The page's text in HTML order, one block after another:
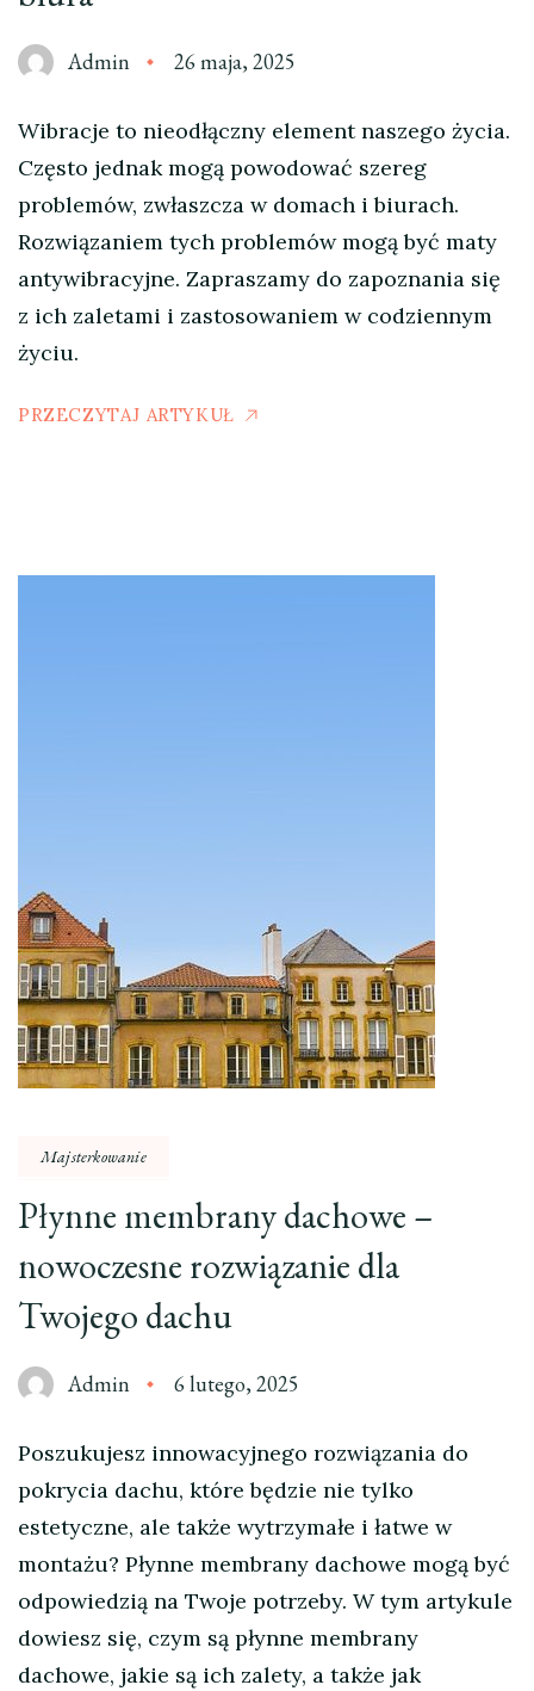
Admin 26 maja, 2025
Wibracje to nieodłączny element naszego życia.
Często jednak mogą powodować szereg
problemów, zwłaszcza w domach i biurach.
Rozwiązaniem tych problemów mogą być maty
antywibracyjne. Zapraszamy do zapoznania się
z ich zaletami i zastosowaniem w codziennym
życiu.
PRZECZYTAJ ARTYKUŁ
Majsterkowanie
Płynne membrany dachowe –
nowoczesne rozwiązanie dla
Twojego dachu
Admin 6 lutego, 2025
Poszukujesz innowacyjnego rozwiązania do
pokrycia dachu, które będzie nie tylko
estetyczne, ale także wytrzymałe i łatwe w
montażu? Płynne membrany dachowe mogą być
odpowiedzią na Twoje potrzeby. W tym artykule
dowiesz się, czym są płynne membrany
dachowe, jakie są ich zalety, a także jak